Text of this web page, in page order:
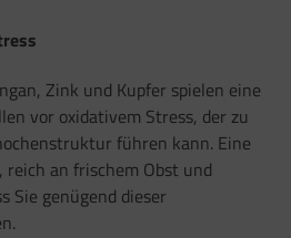
Zink und Kupfer spielen eine
vor oxidativem Stress, der zu
führen kann. Eine
reich an frischem Obst und
Sie genügend dieser